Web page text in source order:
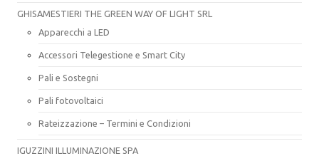
GHISAMESTIERI THE GREEN WAY OF LIGHT SRL
Apparecchi a LED
Accessori Telegestione e Smart City
Pali e Sostegni
Pali fotovoltaici
Rateizzazione – Termini e Condizioni
IGUZZINI ILLUMINAZIONE SPA